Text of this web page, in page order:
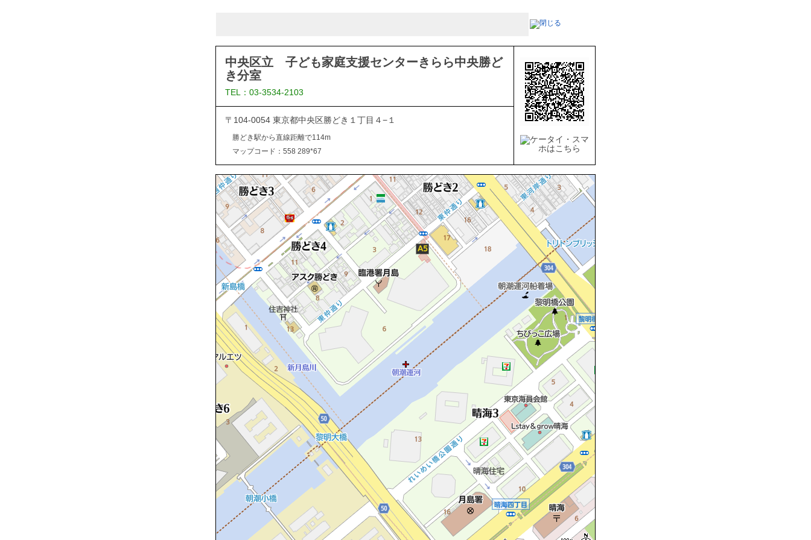
中央区立 子ども家庭支援センターきらら中央勝ど
き分室
TEL：03-3534-2103
〒104-0054 東京都中央区勝どき１丁目４−１
勝どき駅から直線距離で114m
マップコード：558 289*67